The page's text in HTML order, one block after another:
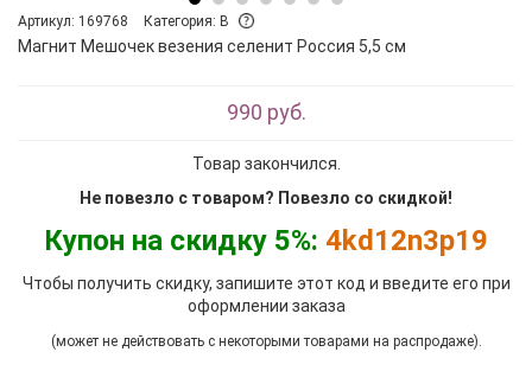
Артикул: 169768 Категория: B
Магнит Мешочек везения селенит Россия 5,5 см
990 руб.
Товар закончился.
Не повезло с товаром? Повезло со скидкой!
Купон на скидку 5%: 4kd12n3p19
Чтобы получить скидку, запишите этот код и введите его при
оформлении заказа
(может не действовать с некоторыми товарами на распродаже).